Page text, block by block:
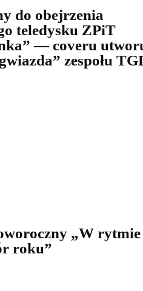
do obejrzenia
teledysku ZPiT
— coveru
zespołu
„W rytmie
roku”